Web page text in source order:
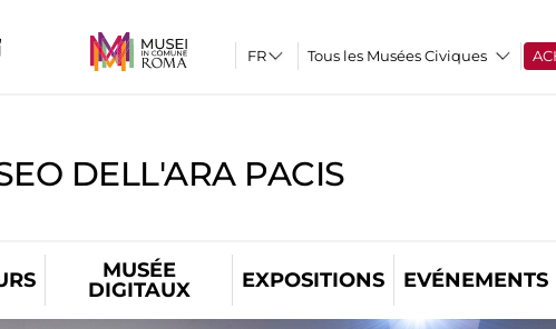
Tous les Musées Civiques
DELL'ARA PACIS
MUSÉE
DIGITAUX
EXPOSITIONS EVÉNEMENTS